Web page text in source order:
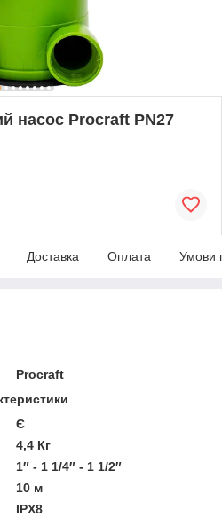
насос Procraft PN27
Доставка Оплата Умови
Procraft
Є
4,4 Кг
1″ - 1 1/4″ - 1 1/2″
10 м
IPX8